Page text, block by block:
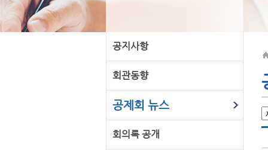
공지사항
회관동향
공제회 뉴스
회의록 공개